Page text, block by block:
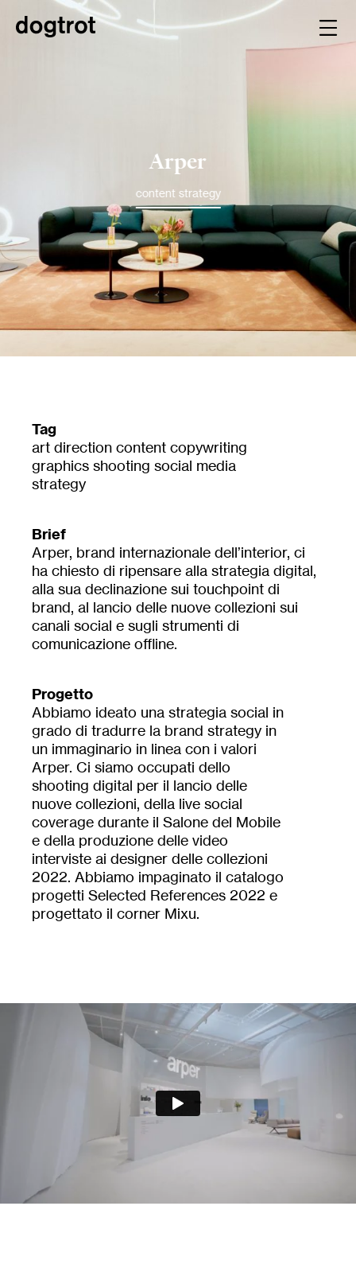
Arper
content strategy
Tag
art direction content copywriting
graphics shooting social media
strategy
Brief
Arper, brand internazionale dell’interior, ci
ha chiesto di ripensare alla strategia digital,
alla sua declinazione sui touchpoint di
brand, al lancio delle nuove collezioni sui
canali social e sugli strumenti di
comunicazione offline.
Progetto
Abbiamo ideato una strategia social in
grado di tradurre la brand strategy in
un immaginario in linea con i valori
Arper. Ci siamo occupati dello
shooting digital per il lancio delle
nuove collezioni, della live social
coverage durante il Salone del Mobile
e della produzione delle video
interviste ai designer delle collezioni
2022. Abbiamo impaginato il catalogo
progetti Selected References 2022 e
progettato il corner Mixu.